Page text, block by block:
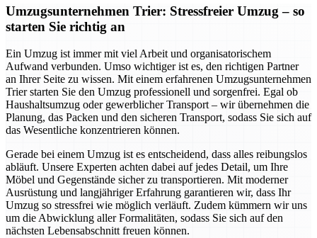
Umzugsunternehmen Trier: Stressfreier Umzug – so
starten Sie richtig an
Ein Umzug ist immer mit viel Arbeit und organisatorischem
Aufwand verbunden. Umso wichtiger ist es, den richtigen Partner
an Ihrer Seite zu wissen. Mit einem erfahrenen Umzugsunternehmen
Trier starten Sie den Umzug professionell und sorgenfrei. Egal ob
Haushaltsumzug oder gewerblicher Transport – wir übernehmen die
Planung, das Packen und den sicheren Transport, sodass Sie sich auf
das Wesentliche konzentrieren können.
Gerade bei einem Umzug ist es entscheidend, dass alles reibungslos
abläuft. Unsere Experten achten dabei auf jedes Detail, um Ihre
Möbel und Gegenstände sicher zu transportieren. Mit moderner
Ausrüstung und langjähriger Erfahrung garantieren wir, dass Ihr
Umzug so stressfrei wie möglich verläuft. Zudem kümmern wir uns
um die Abwicklung aller Formalitäten, sodass Sie sich auf den
nächsten Lebensabschnitt freuen können.